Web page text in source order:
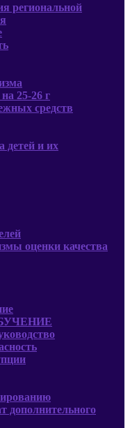
региональной
25-26 г
средств
детей и их
оценки качества
дополнительного